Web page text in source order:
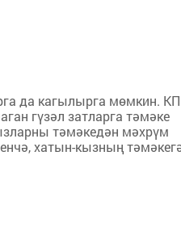
да кагылырга мөмкин.
гүзәл затларга тәмәке
тәмәкедән мәхрүм
хатын-кызның